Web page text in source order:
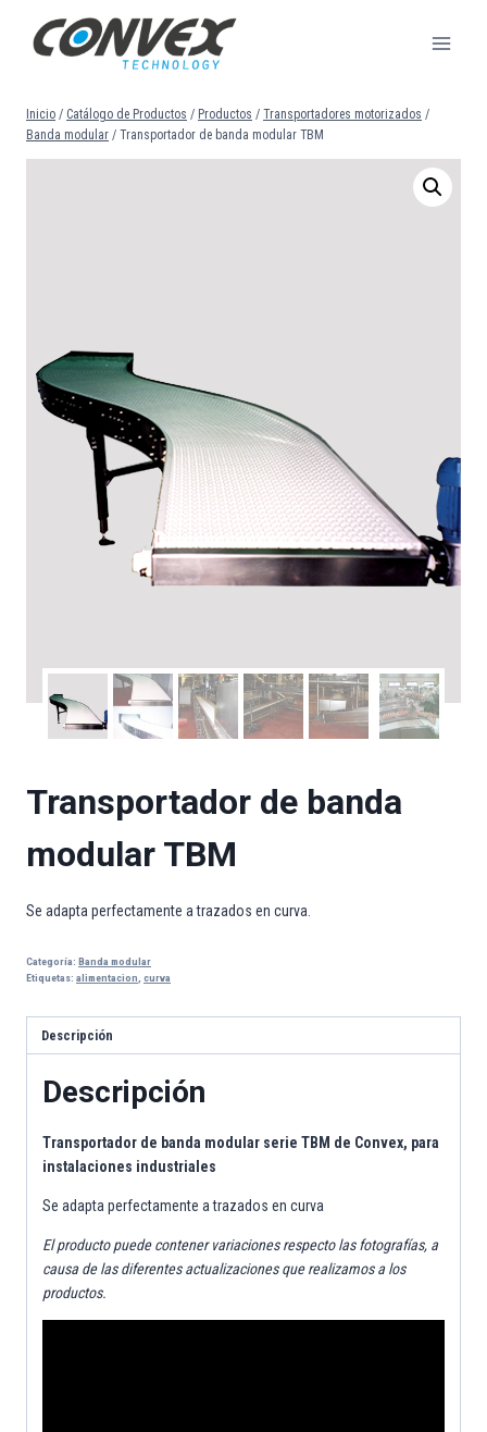
contenido
Inicio / Catálogo de Productos / Productos / Transportadores motorizados /
Banda modular / Transportador de banda modular TBM
Transportador de banda
modular TBM
Se adapta perfectamente a trazados en curva.
Categoría: Banda modular
Etiquetas: alimentacion, curva
Descripción
Descripción
Transportador de banda modular serie TBM de Convex, para
instalaciones industriales
Se adapta perfectamente a trazados en curva
El producto puede contener variaciones respecto las fotografías, a
causa de las diferentes actualizaciones que realizamos a los
productos.